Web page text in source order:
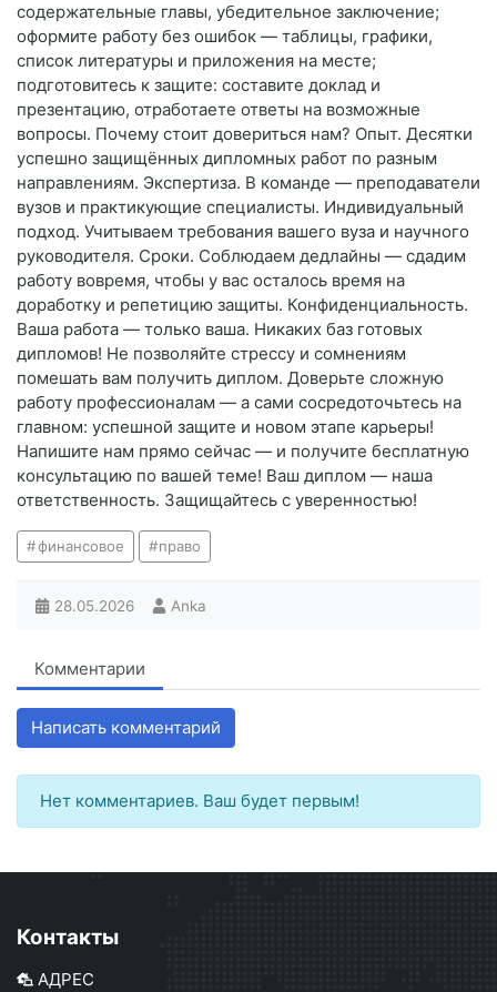
содержательные главы, убедительное заключение;
оформите работу без ошибок — таблицы, графики,
список литературы и приложения на месте;
подготовитесь к защите: составите доклад и
презентацию, отработаете ответы на возможные
вопросы. Почему стоит довериться нам? Опыт. Десятки
успешно защищённых дипломных работ по разным
направлениям. Экспертиза. В команде — преподаватели
вузов и практикующие специалисты. Индивидуальный
подход. Учитываем требования вашего вуза и научного
руководителя. Сроки. Соблюдаем дедлайны — сдадим
работу вовремя, чтобы у вас осталось время на
доработку и репетицию защиты. Конфиденциальность.
Ваша работа — только ваша. Никаких баз готовых
дипломов! Не позволяйте стрессу и сомнениям
помешать вам получить диплом. Доверьте сложную
работу профессионалам — а сами сосредоточьтесь на
главном: успешной защите и новом этапе карьеры!
Напишите нам прямо сейчас — и получите бесплатную
консультацию по вашей теме! Ваш диплом — наша
ответственность. Защищайтесь с уверенностью!
финансовое право
28.05.2026 Anka
Комментарии
Написать комментарий
Нет комментариев. Ваш будет первым!
Контакты
АДРЕС